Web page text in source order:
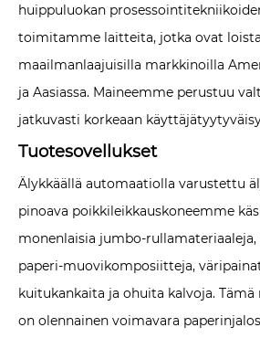
huippuluokan
toimitamme laitteita, jotka ovat
maailmanlaajuisilla markkinoilla
ja Aasiassa. Maineemme perustuu
jatkuvasti korkeaan
Tuotesovellukset
Älykkäällä automaatiolla varustettu
pinoava poikkileikkauskoneemme
monenlaisia ​​jumbo-rullamateriaaleja,
paperi-muovikomposiitteja,
kuitukankaita ja ohuita kalvoja.
on olennainen voimavara